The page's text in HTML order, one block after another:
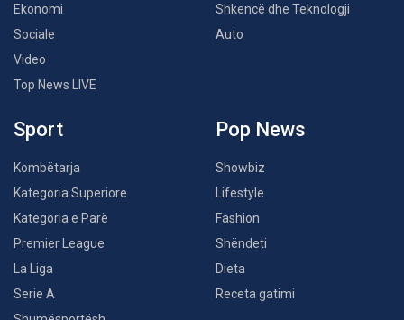
Ekonomi
Sociale
Video
Top News LIVE
Shkencë dhe Teknologji
Auto
Sport
Kombëtarja
Kategoria Superiore
Kategoria e Parë
Premier League
La Liga
Serie A
Pop News
Showbiz
Lifestyle
Fashion
Shëndeti
Dieta
Receta gatimi